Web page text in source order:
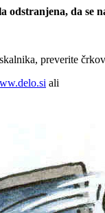
odstranjena, da se
preverite
ali